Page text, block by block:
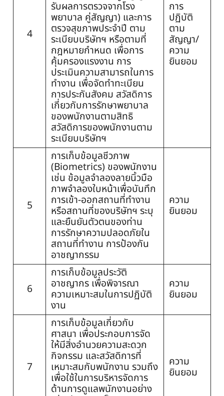
4
รับผลการตรวจจากโรง
พยาบาล คู่สัญญา) และการ
ตรวจสุขภาพประจำปี ตาม
ระเบียบบริษัทฯ หรือตามที่
กฎหมายกำหนด เพื่อการ
คุ้มครองแรงงาน การ
ประเมินความสามารถในการ
ทำงาน เพื่อจัดทำทะเบียน
การประกันสังคม สวัสดิการ
เกี่ยวกับการรักษาพยาบาล
ของพนักงานตามสิทธิ
สวัสดิการของพนักงานตาม
ระเบียบบริษัทฯ
การ
ปฏิบัติ
ตาม
สัญญา/
ความ
ยินยอม
5
การเก็บข้อมูลชีวภาพ
(Biometrics) ของพนักงาน
เช่น ข้อมูลจำลองลายนิ้วมือ
ภาพจำลองใบหน้าเพื่อบันทึก
การเข้า-ออกสถานที่ทำงาน
หรือสถานที่ของบริษัทฯ ระบุ
และยืนยันตัวตนของท่าน
การรักษาความปลอดภัยใน
สถานที่ทำงาน การป้องกัน
อาชญากรรม
ความ
ยินยอม
6
การเก็บข้อมูลประวัติ
อาชญากร เพื่อพิจารณา
ความเหมาะสมในการปฏิบัติ
งาน
ความ
ยินยอม
7
การเก็บข้อมูลเกี่ยวกับ
ศาสนา เพื่อประกอบการจัด
ให้มีสิ่งอำนวยความสะดวก
กิจกรรม และสวัสดิการที่
เหมาะสมกับพนักงาน รวมถึง
เพื่อใช้ในการบริหารจัดการ
ด้านการดูแลพนักงานอย่าง
ความ
ยินยอม